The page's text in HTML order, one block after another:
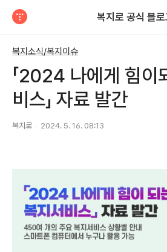
복지로 공식 블로
복지소식/복지이슈
「2024 나에게 힘이
비스」 자료 발간
복지로 2024. 5. 16. 08:13